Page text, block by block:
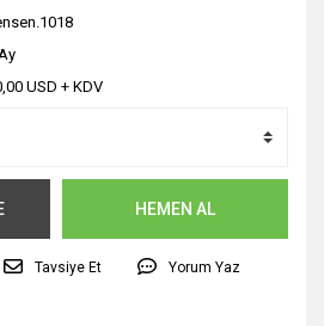
USD + KDV
HEMEN AL
Tavsiye Et Yorum Yaz